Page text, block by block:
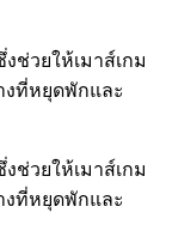
ช่วยให้เมาส์เกม
งที่หยุดพักและ
ช่วยให้เมาส์เกม
งที่หยุดพักและ